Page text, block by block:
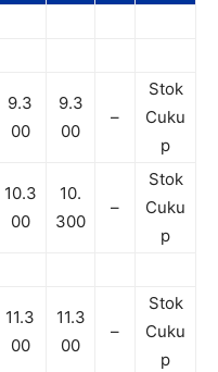
9.3
00
9.3
00
–
Stok
Cuku
p
10.3
00
10.
300
–
Stok
Cuku
p
11.3
00
11.3
00
–
Stok
Cuku
p